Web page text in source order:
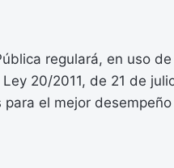
regulará, en uso de
20/2011, de 21 de
el mejor